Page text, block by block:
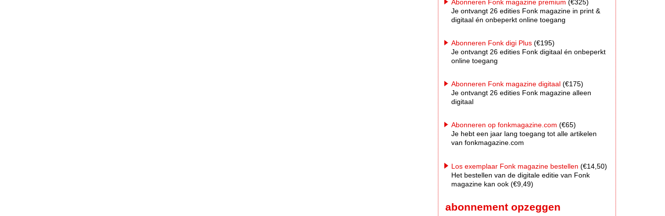
Abonneren Fonk magazine premium (€325)
Je ontvangt 26 edities Fonk magazine in print &
digitaal én onbeperkt online toegang
Abonneren Fonk digi Plus (€195)
Je ontvangt 26 edities Fonk digitaal én onbeperkt
online toegang
Abonneren Fonk magazine digitaal (€175)
Je ontvangt 26 edities Fonk magazine alleen
digitaal
Abonneren op fonkmagazine.com (€65)
Je hebt een jaar lang toegang tot alle artikelen
van fonkmagazine.com
Los exemplaar Fonk magazine bestellen (€14,50)
Het bestellen van de digitale editie van Fonk
magazine kan ook (€9,49)
abonnement opzeggen